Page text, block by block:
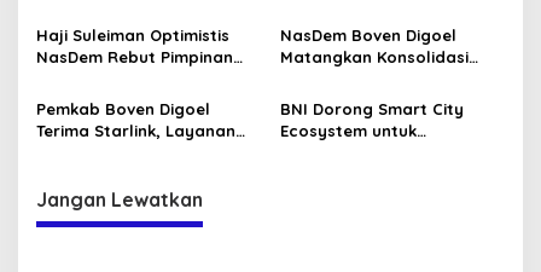
Haji Suleiman Optimistis
NasDem Rebut Pimpinan
NasDem Boven Digoel
Matangkan Konsolidasi
Pemkab Boven Digoel
Terima Starlink, Layanan
BNI Dorong Smart City
Ecosystem untuk
Jangan Lewatkan